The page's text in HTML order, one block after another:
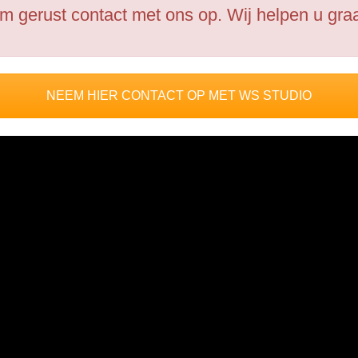
gerust contact met ons op. Wij helpen u
NEEM HIER CONTACT OP MET WS STUDIO